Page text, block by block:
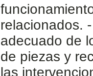
relacionados.
adecuado de
de piezas y
las